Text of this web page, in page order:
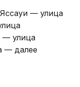
— улица
— улица
— далее